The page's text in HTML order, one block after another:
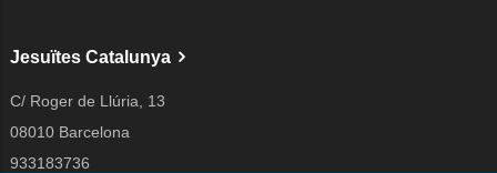
Jesuïtes Catalunya
C/ Roger de Llúria, 13
08010 Barcelona
933183736